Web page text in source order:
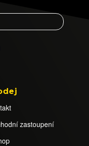
zastoupení